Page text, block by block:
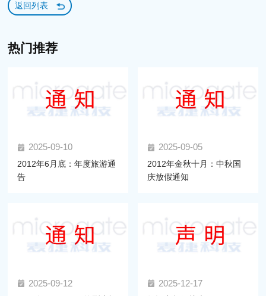
返回列表
热门推荐
2025-09-10
2012年6月底：年度旅游通
告
2025-09-05
2012年金秋十月：中秋国
庆放假通知
2025-09-12
2025-12-17